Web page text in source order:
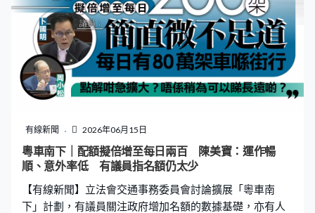
違反管理辦法的行政規定，或者是違反法律規定時，我們
都會與廣東有關當局根據機制，可能如果情況嚴重，我們
會暫停他入境的『粵車南下』資格，直至事情跟進完畢、
調查完畢。」 「粵車南下」下月25日起增加五個大灣區城
市，每日預約名額增至200輛。陳美寶指，廣東當局至今
已超額收到1.5萬份申請，約六成就是來自新增的城市，強
車轉乘。 陳美寶：「可能有一些內地司機來到，暫時他想
適應一下，他們都可能想到一些方便的停車場泊車，或者
到一些酒店泊車，然後再轉乘其他很方便、四通八達的，
車，其實我們都很想在這方面給
有線新聞 2026年06月15日
粵車南下｜配額擬倍增至每日兩百 陳美寶：運作暢
順、意外率低 有議員指名額仍太少
【有線新聞】立法會交通事務委員會討論擴展「粵車南
下」計劃，有議員關注政府增加名額的數據基礎，亦有人